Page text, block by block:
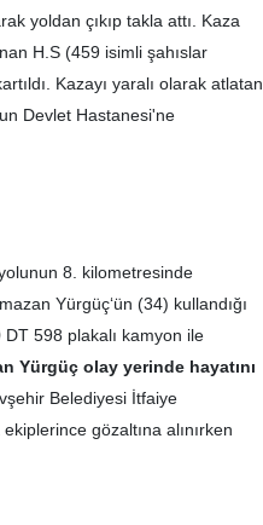
yoldan çıkıp takla attı. Kaza
H.S (459 isimli şahıslar
Kazayı yaralı olarak atlatan
Devlet Hastanesi'ne
8. kilometresinde
Yürgüç‘ün (34) kullandığı
598 plakalı kamyon ile
Yürgüç olay yerinde hayatını
Belediyesi İtfaiye
gözaltına alınırken